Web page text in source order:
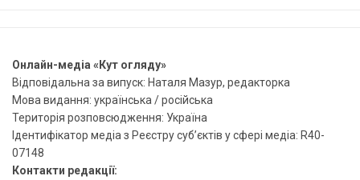
Онлайн-медіа «Кут огляду»
Відповідальна за випуск: Наталя Мазур, редакторка
Мова видання: українська / російська
Територія розповсюдження: Україна
Ідентифікатор медіа з Реєстру суб’єктів у сфері медіа: R40-
07148
Контакти редакції: